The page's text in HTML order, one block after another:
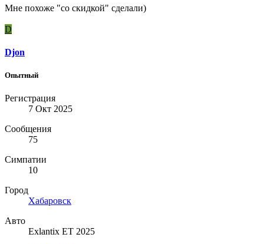
Мне похоже "со скидкой" сделали)
D
Djon
Опытный
Регистрация
7 Окт 2025
Сообщения
75
Симпатии
10
Город
Хабаровск
Авто
Exlantix ET 2025